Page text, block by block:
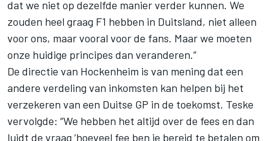
dat we niet op dezelfde manier verder kunnen. We
zouden heel graag F1 hebben in Duitsland, niet alleen
voor ons, maar vooral voor de fans. Maar we moeten
onze huidige principes dan veranderen.”
De directie van Hockenheim is van mening dat een
andere verdeling van inkomsten kan helpen bij het
verzekeren van een Duitse GP in de toekomst. Teske
vervolgde: “We hebben het altijd over de fees en dan
luidt de vraag ‘hoeveel fee ben je bereid te betalen om